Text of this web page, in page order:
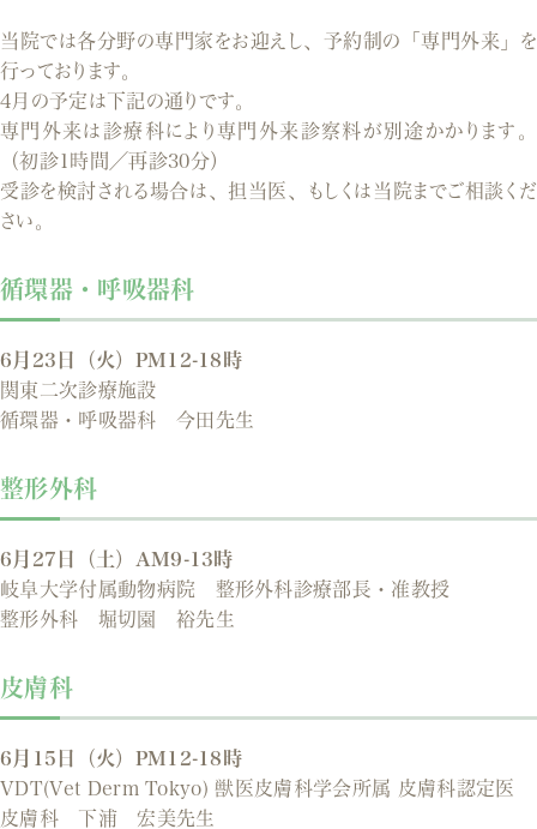
当院では各分野の専門家をお迎えし、予約制の「専門外来」を
行っております。
4月の予定は下記の通りです。
専門外来は診療科により専門外来診察料が別途かかります。
（初診1時間／再診30分）
受診を検討される場合は、担当医、もしくは当院までご相談くだ
さい。
循環器・呼吸器科
6月23日（火）PM12-18時
関東二次診療施設
循環器・呼吸器科 今田先生
整形外科
6月27日（土）AM9-13時
岐阜大学付属動物病院 整形外科診療部長・准教授
整形外科 堀切園 裕先生
皮膚科
6月15日（火）PM12-18時
VDT(Vet Derm Tokyo) 獣医皮膚科学会所属 皮膚科認定医
皮膚科 下浦 宏美先生